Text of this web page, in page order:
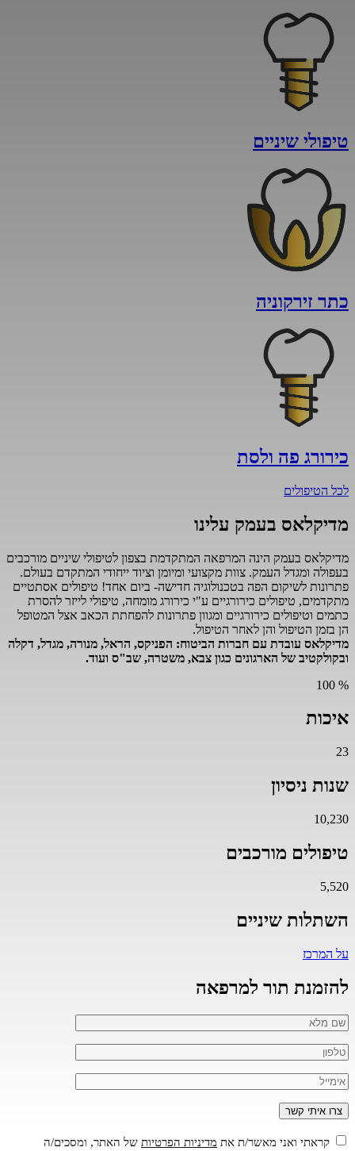
טיפולי שיניים
כתר זירקוניה
כירורג פה ולסת
לכל הטיפולים
מדיקלאס בעמק עלינו
מדיקלאס בעמק הינה המרפאה המתקדמת בצפון לטיפולי שיניים מורכבים
בעפולה ומגדל העמק. צוות מקצועי ומיומן וציוד ייחודי המתקדם בעולם.
פתרונות לשיקום הפה בטכנולוגיה חדישה- ביום אחד! טיפולים אסתטיים
מתקדמים, טיפולים כירורגיים ע"י כירורג מומחה, טיפולי לייזר להסרת
כתמים וטיפולים כירורגיים ומגוון פתרונות להפחתת הכאב אצל המטופל
הן בזמן הטיפול והן לאחר הטיפול.
מדיקלאס עובדת עם חברות הביטוח: הפניקס, הראל, מנורה, מגדל, דקלה
ובקולקטיב של הארגונים כגון צבא, משטרה, שב"ס ועוד.
%
100
איכות
23
שנות ניסיון
10,230
טיפולים מורכבים
5,520
השתלות שיניים
על המרכז
להזמנת תור למרפאה
קראתי ואני מאשר/ת את מדיניות הפרטיות של האתר, ומסכים/ה